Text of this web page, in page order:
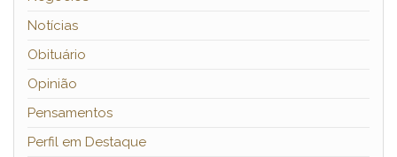
Notícias
Obituário
Opinião
Pensamentos
Perfil em Destaque